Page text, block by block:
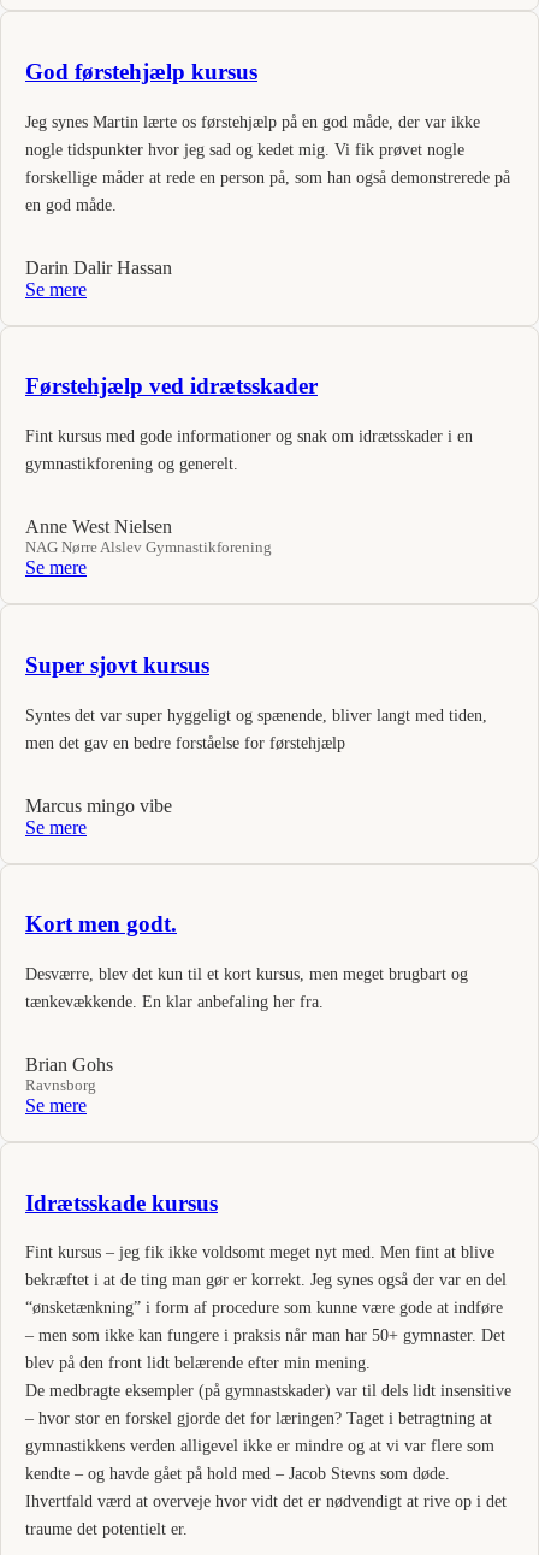
God førstehjælp kursus
Jeg synes Martin lærte os førstehjælp på en god måde, der var ikke
nogle tidspunkter hvor jeg sad og kedet mig. Vi fik prøvet nogle
forskellige måder at rede en person på, som han også demonstrerede på
en god måde.
Darin Dalir Hassan
Se mere
Førstehjælp ved idrætsskader
Fint kursus med gode informationer og snak om idrætsskader i en
gymnastikforening og generelt.
Anne West Nielsen
NAG Nørre Alslev Gymnastikforening
Se mere
Super sjovt kursus
Syntes det var super hyggeligt og spænende, bliver langt med tiden,
men det gav en bedre forståelse for førstehjælp
Marcus mingo vibe
Se mere
Kort men godt.
Desværre, blev det kun til et kort kursus, men meget brugbart og
tænkevækkende. En klar anbefaling her fra.
Brian Gohs
Ravnsborg
Se mere
Idrætsskade kursus
Fint kursus – jeg fik ikke voldsomt meget nyt med. Men fint at blive
bekræftet i at de ting man gør er korrekt. Jeg synes også der var en del
“ønsketænkning” i form af procedure som kunne være gode at indføre
– men som ikke kan fungere i praksis når man har 50+ gymnaster. Det
blev på den front lidt belærende efter min mening.
De medbragte eksempler (på gymnastskader) var til dels lidt insensitive
– hvor stor en forskel gjorde det for læringen? Taget i betragtning at
gymnastikkens verden alligevel ikke er mindre og at vi var flere som
kendte – og havde gået på hold med – Jacob Stevns som døde.
Ihvertfald værd at overveje hvor vidt det er nødvendigt at rive op i det
traume det potentielt er.